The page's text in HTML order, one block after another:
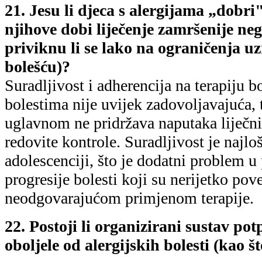
21. Jesu li djeca s alergijama
njihove dobi liječenje zamršenije
priviknu li se lako na ograničenja
bolešću)?
Suradljivost i adherencija na terapiju
bolestima nije uvijek zadovoljavajuća,
uglavnom ne pridržava naputaka
redovite kontrole. Suradljivost je
adolescenciji, što je dodatni problem
progresije bolesti koji su nerijetko
neodgovarajućom primjenom terapije.
22. Postoji li organizirani sustav
oboljele od alergijskih bolesti (kao